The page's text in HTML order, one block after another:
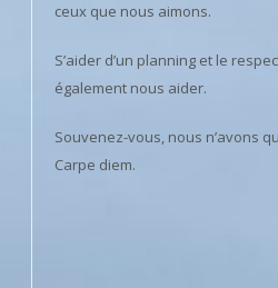
ceux que nous aimons.
S’aider d’un planning et le
également nous aider.
Souvenez-vous, nous n’avons
Carpe diem.